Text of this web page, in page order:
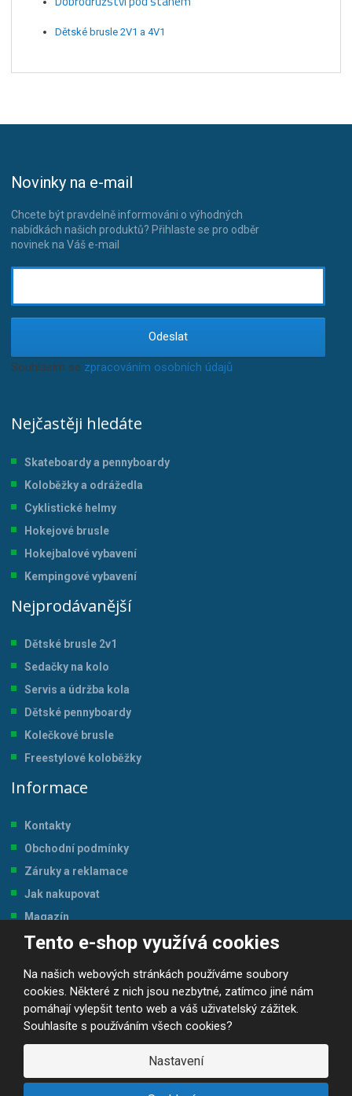
Tento e-shop využívá cookies
Na našich webových stránkách používáme soubory
cookies. Některé z nich jsou nezbytné, zatímco jiné nám
pomáhají vylepšit tento web a váš uživatelský zážitek.
Souhlasíte s používáním všech cookies?
Nastavení
Dětské brusle 2V1 a 4V1
Novinky na e-mail
Chcete být pravdelně informováni o výhodných
nabídkách našich produktů? Přihlaste se pro odběr
novinek na Váš e-mail
Odeslat
Souhlasím se zpracováním osobních údajů.
Nejčastěji hledáte
Skateboardy a pennyboardy
Koloběžky a odrážedla
Cyklistické helmy
Hokejové brusle
Hokejbalové vybavení
Kempingové vybavení
Nejprodávanější
Dětské brusle 2v1
Sedačky na kolo
Servis a údržba kola
Dětské pennyboardy
Kolečkové brusle
Freestylové koloběžky
Informace
Kontakty
Obchodní podmínky
Záruky a reklamace
Jak nakupovat
Magazín
Tabulka velikostí
© 2026, JP-SPORT.CZ SPORTOVNÍ POTŘEBY
Prohlášení o přístupnosti |Mapa stránek ||GDPR
VYROBILA
R